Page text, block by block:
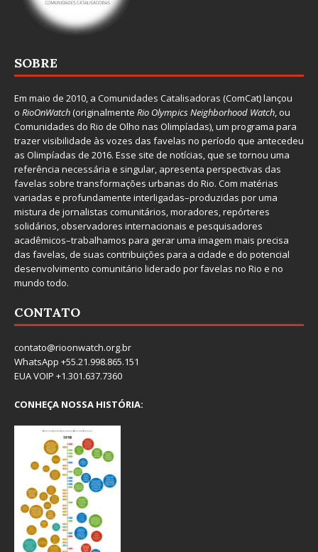
SOBRE
Em maio de 2010, a Comunidades Catalisadoras (ComCat) lançou
o RioOnWatch(originalmente Rio Olympics Neighborhood Watch, ou
Comunidades do Rio de Olho nas Olimpíadas), um programa para
trazer visibilidade às vozes das favelas no período que antecedeu
as Olimpíadas de 2016. Esse site de notícias, que se tornou uma
referência necessária e singular, apresenta perspectivas das
favelas sobre transformações urbanas do Rio. Com matérias
variadas e profundamente interligadas–produzidas por uma
mistura de jornalistas comunitários, moradores, repórteres
solidários, observadores internacionais e pesquisadores
acadêmicos–trabalhamos para gerar uma imagem mais precisa
das favelas, de suas contribuições para a cidade e do potencial
desenvolvimento comunitário liderado por favelas no Rio e no
mundo todo.
CONTATO
contato@rioonwatch.org.br
WhatsApp +55.21.998.865.151
EUA VOIP +1.301.637.7360
CONHEÇA NOSSA HISTÓRIA: